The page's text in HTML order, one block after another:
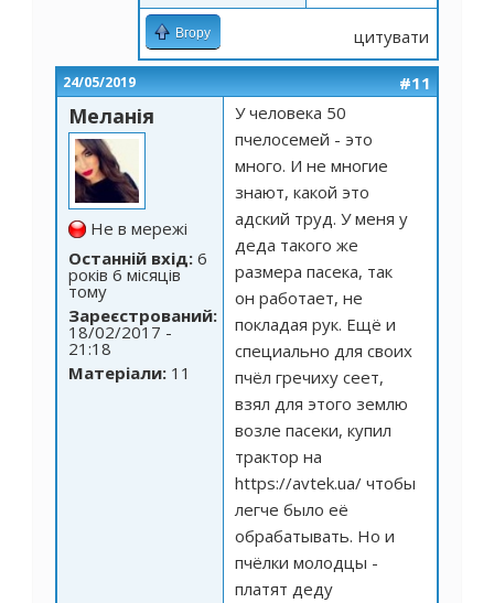
Вгору цитувати
24/05/2019 #11
Меланія
Не в мережі
Останній вхід: 6
років 6 місяців
тому
Зареєстрований:
18/02/2017 -
21:18
Матеріали: 11
У человека 50
пчелосемей - это
много. И не многие
знают, какой это
адский труд. У меня у
деда такого же
размера пасека, так
он работает, не
покладая рук. Ещё и
специально для своих
пчёл гречиху сеет,
взял для этого землю
возле пасеки, купил
трактор на
https://avtek.ua/ чтобы
легче было её
обрабатывать. Но и
пчёлки молодцы -
платят деду